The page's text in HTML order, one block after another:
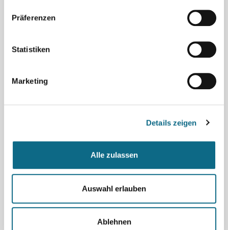
Präferenzen
Statistiken
Marketing
Details zeigen
Alle zulassen
Auswahl erlauben
Ablehnen
Wo